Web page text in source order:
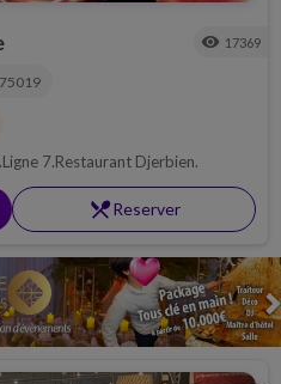
visibility 17369
75019
7.Restaurant Djerbien.
restaurant_menuReserver